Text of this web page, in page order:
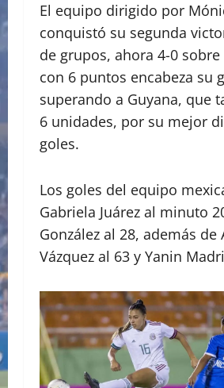
El equipo dirigido por
conquistó su segunda
de grupos, ahora 4-0
con 6 puntos encabeza su
superando a Guyana, que
6 unidades, por su mejor
goles.
Los goles del equipo
Gabriela Juárez al minuto
González al 28, además de
Vázquez al 63 y Yanin